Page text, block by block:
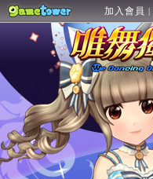
加入會員 |